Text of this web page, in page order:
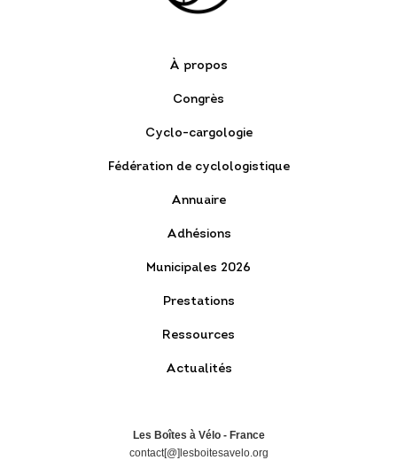
À propos
Congrès
Cyclo-cargologie
Fédération de cyclologistique
Annuaire
Adhésions
Municipales 2026
Prestations
Ressources
Actualités
Les Boîtes à Vélo - France
contact[@]lesboitesavelo.org